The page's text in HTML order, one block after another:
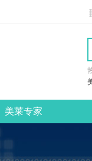
美莱专家